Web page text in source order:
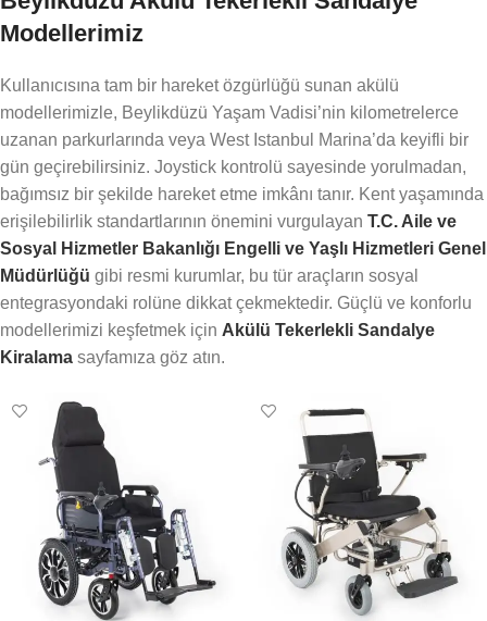
Modellerimiz
Kullanıcısına tam bir hareket özgürlüğü sunan akülü
modellerimizle, Beylikdüzü Yaşam Vadisi’nin kilometrelerce
uzanan parkurlarında veya West Istanbul Marina’da keyifli bir
gün geçirebilirsiniz. Joystick kontrolü sayesinde yorulmadan,
bağımsız bir şekilde hareket etme imkânı tanır. Kent yaşamında
erişilebilirlik standartlarının önemini vurgulayan T.C. Aile ve
Sosyal Hizmetler Bakanlığı Engelli ve Yaşlı Hizmetleri Genel
Müdürlüğü gibi resmi kurumlar, bu tür araçların sosyal
entegrasyondaki rolüne dikkat çekmektedir. Güçlü ve konforlu
modellerimizi keşfetmek için Akülü Tekerlekli Sandalye
Kiralama sayfamıza göz atın.